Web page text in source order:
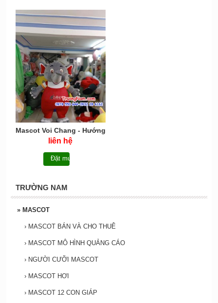
Mascot Voi Chang - Hướng
dẩn mặc Mascot Voi
liên hệ
Đặt mua
TRƯỜNG NAM
» MASCOT
› MASCOT BÁN VÀ CHO THUÊ
› MASCOT MÔ HÌNH QUẢNG CÁO
› NGƯỜI CƯỠI MASCOT
› MASCOT HƠI
› MASCOT 12 CON GIÁP